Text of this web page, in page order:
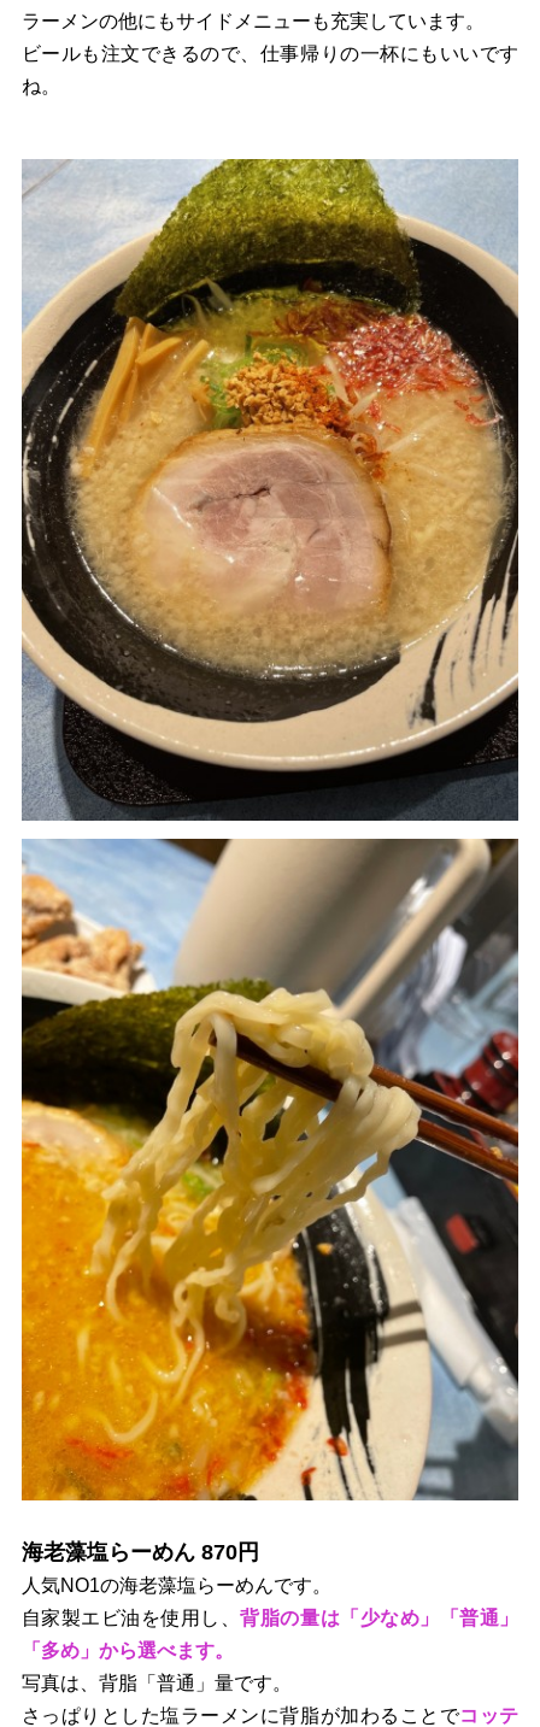
ラーメンの他にもサイドメニューも充実しています。
ビールも注文できるので、仕事帰りの一杯にもいいです
ね。
海老藻塩らーめん 870円
人気NO1の海老藻塩らーめんです。
自家製エビ油を使用し、背脂の量は「少なめ」「普通」
「多め」から選べます。
写真は、背脂「普通」量です。
さっぱりとした塩ラーメンに背脂が加わることでコッテ